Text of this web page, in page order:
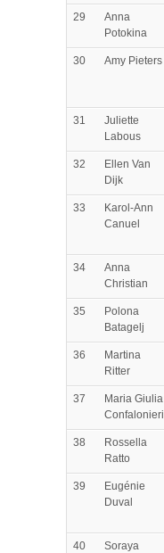
29
Anna
Potokina
30 Amy Pieters
31
Juliette
Labous
32
Ellen Van
Dijk
33
Karol-Ann
Canuel
34
Anna
Christian
35
Polona
Batagelj
36
Martina
Ritter
37
Maria Giulia
Confalonieri
38
Rossella
Ratto
39
Eugénie
Duval
40
Soraya